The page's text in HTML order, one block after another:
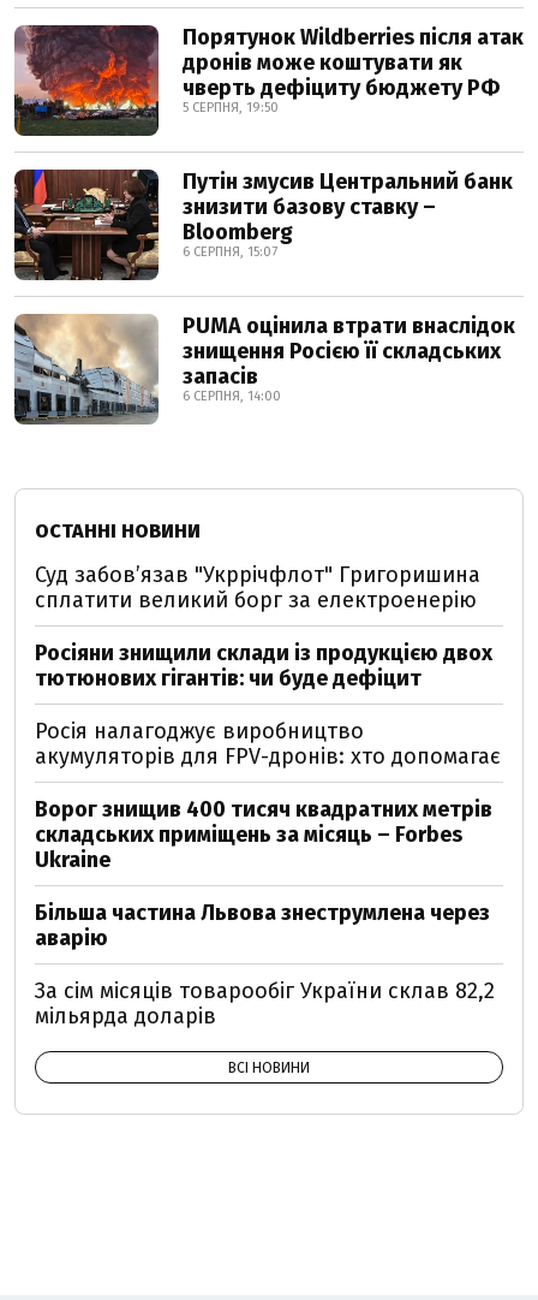
Порятунок Wildberries після атак
дронів може коштувати як
чверть дефіциту бюджету РФ
5 СЕРПНЯ, 19:50
Путін змусив Центральний банк
знизити базову ставку –
Bloomberg
6 СЕРПНЯ, 15:07
PUMA оцінила втрати внаслідок
знищення Росією її складських
запасів
6 СЕРПНЯ, 14:00
ОСТАННІ НОВИНИ
Суд забов’язав "Укррічфлот" Григоришина
сплатити великий борг за електроенерію
Росіяни знищили склади із продукцією двох
тютюнових гігантів: чи буде дефіцит
Росія налагоджує виробництво
акумуляторів для FPV-дронів: хто допомагає
Ворог знищив 400 тисяч квадратних метрів
складських приміщень за місяць – Forbes
Ukraine
Більша частина Львова знеструмлена через
аварію
За сім місяців товарообіг України склав 82,2
мільярда доларів
ВСІ НОВИНИ